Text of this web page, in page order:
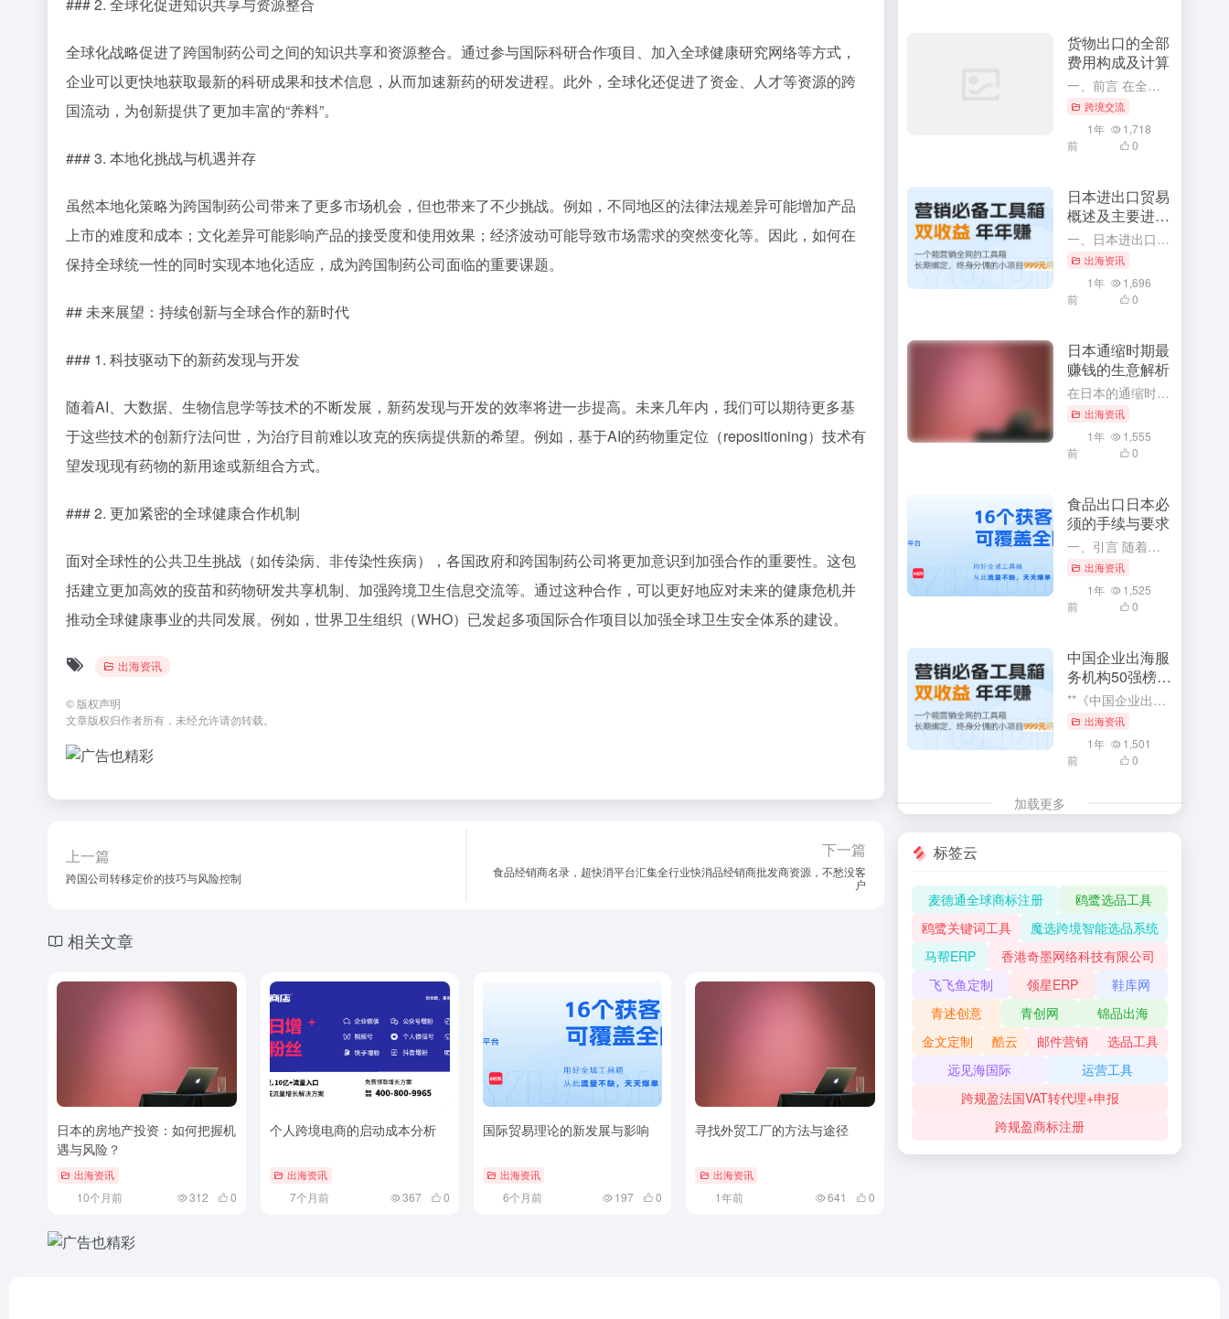
行），以及根据当地法律要求调整产品标签和营销策略。
### 3. 多元化市场进入模式
为了更好地适应不同市场的特点，跨国制药公司采取了多种市场进入模式。除了传统的直接投资建厂外，他们还采用许可生
断产品，以更好地服务印度庞大的医疗需求。
## 研发创新与市场布局的相互作用
### 1. 市场需求驱动研发方向
跨国制药公司的研发方向往往受到市场需求的强烈影响。例如，随着人口老龄化问题的加剧，治疗阿尔茨海默病、心血管疾
苗开发的新一轮科研热潮。
### 2. 全球化促进知识共享与资源整合
全球化战略促进了跨国制药公司之间的知识共享和资源整合。通过参与国际科研合作项目、加入全球健康研究网络等方式，
国流动，为创新提供了更加丰富的“养料”。
### 3. 本地化挑战与机遇并存
虽然本地化策略为跨国制药公司带来了更多市场机会，但也带来了不少挑战。例如，不同地区的法律法规差异可能增加产品
保持全球统一性的同时实现本地化适应，成为跨国制药公司面临的重要课题。
## 未来展望：持续创新与全球合作的新时代
于这些技术的创新疗法问世，为治疗目前难以攻克的疾病提供新的希望。例如，基于AI的药物重定位（repositioning）技术有
望发现现有药物的新用途或新组合方式。
括建立更加高效的疫苗和药物研发共享机制、加强跨境卫生信息交流等。通过这种合作，可以更好地应对未来的健康危机并
推动全球健康事业的共同发展。例如，世界卫生组织（WHO）已发起多项国际合作项目以加强全球卫生安全体系的建设。
文章版权归作者所有，未经允许请勿转载。
货物出口的全部
费用构成及计算
一、前言 在全球化的今天，货物出口已经成为了众多企业和商家开展国际贸易的主要方式。要想顺利地开展货物出口业务，必须充分了解货物出口的全部费用构成及其计算方法。这将有助于企业更精确地掌握出口成本，合理制...
跨境交流
1年
前
1,718
0
日本进出口贸易
概述及主要进出
口商品
一、日本进出口贸易概述 作为全球主要经济体之一，日本凭借其先进的技术水平、高效的工业体系以及开放的国际贸易政策，形成了丰富的国际贸易关系网络。日本在国际贸易领域有着极其重要的地位，不仅影响着周边国家甚...
出海资讯
1年
前
1,696
0
日本通缩时期最
赚钱的生意解析
在日本的通缩时期，经济环境虽然充满挑战，但同时也孕育着许多商机。对于那些善于发现和把握机会的创业者来说，这个时期同样存在着许多赚钱的生意。本文将深入解析日本通缩时期最赚钱的生意，并探讨其背后的原因和成...
出海资讯
1年
前
1,555
0
食品出口日本必
须的手续与要求
一、引言 随着全球化的深入发展，食品出口已成为各国经济发展的重要组成部分。特别是对于中国这样的食品生产大国，向日本等国家出口食品已成为重要的经济活动。然而，由于各国的食品安全法规和标准存在差异，食品出...
出海资讯
1年
前
1,525
0
中国企业出海服
务机构50强榜单
解读
**《中国企业出海服务机构50强榜单解读》：深度探索与利用企业出海服务的核心竞争力** 在全球化经济浪潮中，中国企业出海已成为一种趋势。而《中国企业出海服务机构50强榜单》的发布，无疑为众多寻求海外市...
出海资讯
1年
前
1,501
0
加载更多
标签云
麦德通全球商标注册
鸥鹭选品工具
鸥鹭关键词工具
魔选跨境智能选品系统
马帮ERP
香港奇墨网络科技有限公司
飞飞鱼定制
领星ERP
鞋库网
青述创意
青创网
锦品出海
金文定制
酷云 邮件营销
选品工具
远见海国际
运营工具
跨规盈法国VAT转代理+申报
跨规盈商标注册